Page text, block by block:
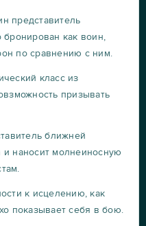
представитель
как воин,
по сравнению с ним.
класс из
призывать
ближней
и наносит молнеиносную
к исцелению, как
показывает себя в бою.